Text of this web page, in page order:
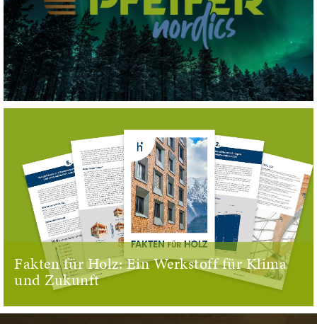
Fakten für Holz: Ein Werkstoff für Klima
und Zukunft